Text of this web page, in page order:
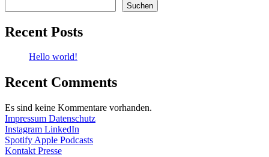
Suchen
Recent Posts
Hello world!
Recent Comments
Es sind keine Kommentare vorhanden.
Impressum Datenschutz
Instagram LinkedIn
Spotify Apple Podcasts
Kontakt Presse